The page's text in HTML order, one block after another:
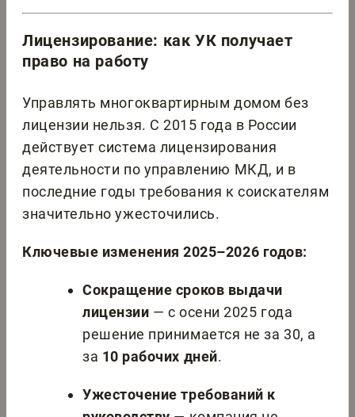
Лицензирование: как УК получает
право на работу
Управлять многоквартирным домом без
лицензии нельзя. С 2015 года в России
действует система лицензирования
деятельности по управлению МКД, и в
последние годы требования к соискателям
значительно ужесточились.
Ключевые изменения 2025–2026 годов:
Сокращение сроков выдачи
лицензии — с осени 2025 года
решение принимается не за 30, а
за 10 рабочих дней.
Ужесточение требований к